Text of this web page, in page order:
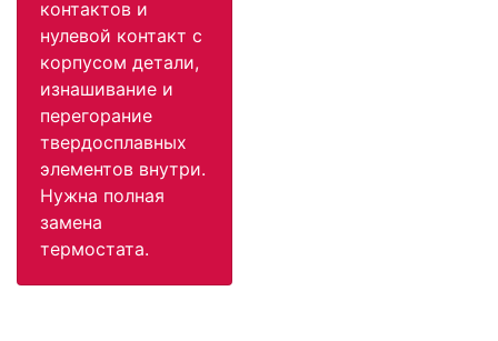
контактов и
нулевой контакт с
корпусом детали,
изнашивание и
перегорание
твердосплавных
элементов внутри.
Нужна полная
замена
термостата.